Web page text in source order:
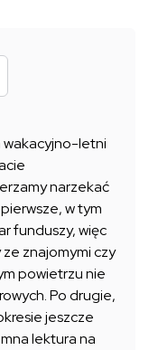
wakacyjno-letni
narzekać
w tym
funduszy, więc
znajomymi czy
powietrzu nie
Po drugie,
jeszcze
lektura na